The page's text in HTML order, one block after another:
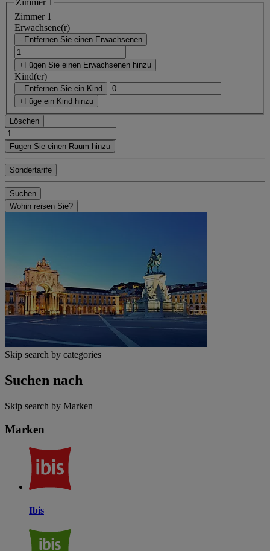
Zimmer 1
Zimmer 1
Erwachsene(r)
- Entfernen Sie einen Erwachsenen
+Fügen Sie einen Erwachsenen hinzu
Kind(er)
- Entfernen Sie ein Kind
+Füge ein Kind hinzu
Löschen
Fügen Sie einen Raum hinzu
Sondertarife
Suchen
Wohin reisen Sie?
Skip search by categories
Suchen nach
Skip search by Marken
Marken
Ibis